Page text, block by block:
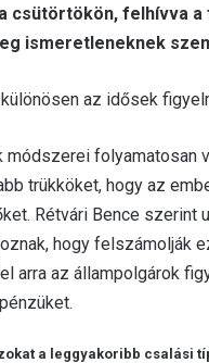
csütörtökön, felhívva
ismeretleneknek
az idősek
módszerei folyamatosan
trükköket, hogy az
Rétvári Bence
hogy felszámolják
arra az állampolgárok
a leggyakoribb csalási